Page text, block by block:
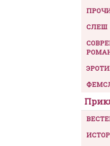
СЛЕШ